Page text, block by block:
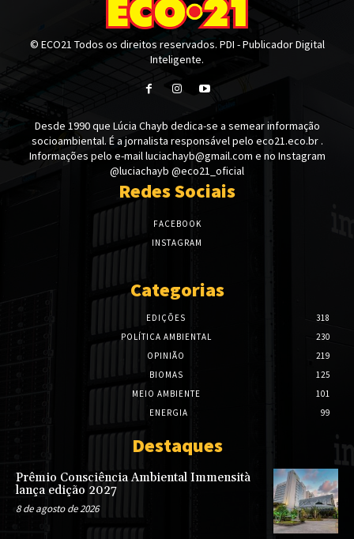
© ECO21 Todos os direitos reservados. PDI - Publicador Digital
Inteligente.
Desde 1990 que Lúcia Chayb dedica-se a semear informação
socioambiental. É a jornalista responsável pelo eco21.eco.br .
Informações pelo e-mail luciachayb@gmail.com e no Instagram
@luciachayb @eco21_oficial
Redes Sociais
FACEBOOK
INSTAGRAM
Categorias
EDIÇÕES
318
POLÍTICA AMBIENTAL
230
OPINIÃO
219
BIOMAS
125
MEIO AMBIENTE
101
ENERGIA
99
Destaques
Prêmio Consciência Ambiental Immensità
lança edição 2027
8 de agosto de 2026